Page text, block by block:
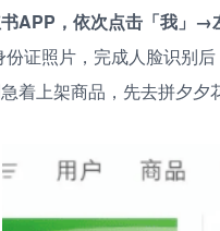
APP，依次点击「我」
证照片，完成人脸识别
着上架商品，先去拼夕